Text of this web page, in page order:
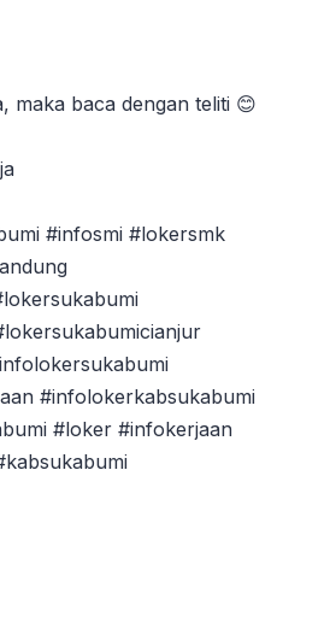
maka baca dengan teliti 😊
#infosmi #lokersmk
#infolokerkabsukabumi
#loker #infokerjaan